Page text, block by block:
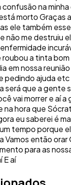
na
morto Graças
ele também
não me destruiu
roubou a tinta
em nossa
pedindo ajuda
será que a gente
vai morrer e aí a
hora que
eu saberei é
tempo porque
Vamos então orar
para as
E aí